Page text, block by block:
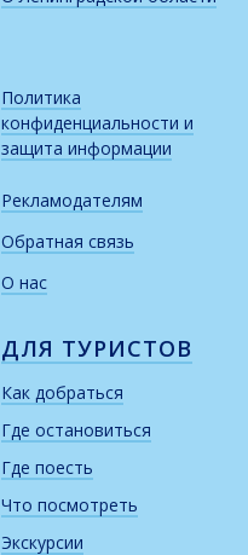
Политика
конфиденциальности и
защита информации
Рекламодателям
Обратная связь
О нас
ДЛЯ ТУРИСТОВ
Как добраться
Где остановиться
Где поесть
Что посмотреть
Экскурсии